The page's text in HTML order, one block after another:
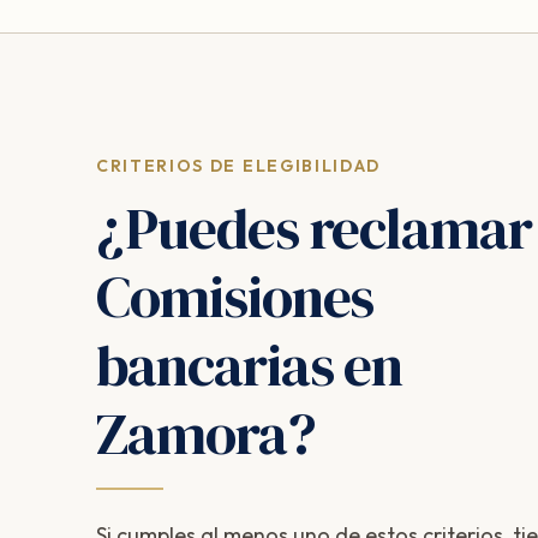
CRITERIOS DE ELEGIBILIDAD
¿Puedes reclamar
Comisiones
bancarias en
Zamora?